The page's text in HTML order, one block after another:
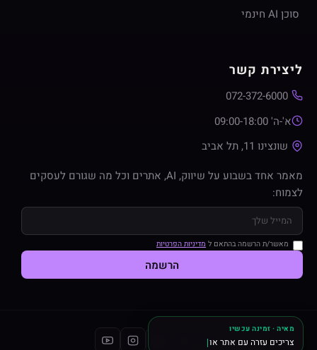
סוכן AI חינמי
ליצירת קשר
072-372-6000
א'-ה' 09:00-18:00
שונצינו 11, תל אביב
מאמר אחד בשבוע על שיווק, AI, אתרים וכל מה שגורם לעסקים
לצמוח:
מאשר/ת הרשמה בהתאם ל מדיניות הפרטיות
הרשמה
מאיה · זמינה עכשיו
צריכים עזרה עם אתר או שיו